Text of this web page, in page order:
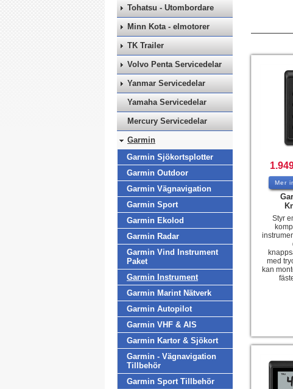
Tohatsu - Utombordare
Minn Kota - elmotorer
TK Trailer
Volvo Penta Servicedelar
Yanmar Servicedelar
Yamaha Servicedelar
Mercury Servicedelar
Garmin
Garmin Sjökortsplotter
Garmin Outdoor
Garmin Vägnavigation
Garmin Sport
Garmin Ekolod
Garmin Radar
Garmin Vind Instrument
Paket
Garmin Instrument
Garmin Marint Nätverk
Garmin Autopilot
Garmin VHF & AIS
Garmin Kartor & Sjökort
Garmin - Vägnavigation
Tillbehör
Garmin Sport Tillbehör
Mer
Styr
med
kan